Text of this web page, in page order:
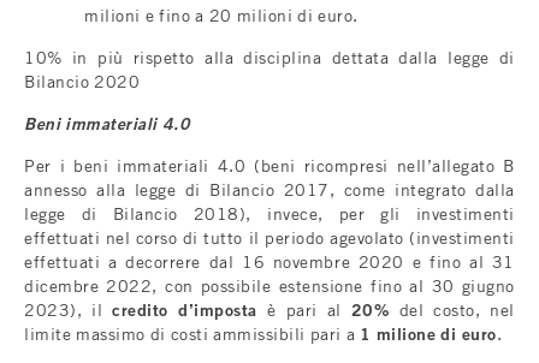
milioni e fino a 20 milioni di euro.
10% in più rispetto alla disciplina dettata dalla legge di
Bilancio 2020
Beni immateriali 4.0
Per i beni immateriali 4.0 (beni ricompresi nell’allegato B
annesso alla legge di Bilancio 2017, come integrato dalla
legge di Bilancio 2018), invece, per gli investimenti
effettuati nel corso di tutto il periodo agevolato (investimenti
effettuati a decorrere dal 16 novembre 2020 e fino al 31
dicembre 2022, con possibile estensione fino al 30 giugno
2023), ilcredito d’imposta è pari al 20% del costo, nel
limite massimo di costi ammissibili pari a 1 milione di euro.